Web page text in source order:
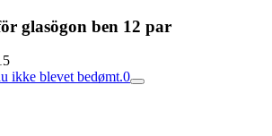
glasögon ben 12 par
ikke blevet bedømt.0